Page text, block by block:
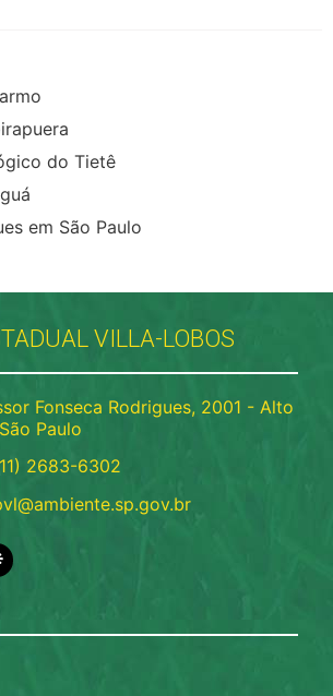
do Tietê
em São Paulo
VILLA-LOBOS
Fonseca Rodrigues, 2001 - Alto
Paulo
2683-6302